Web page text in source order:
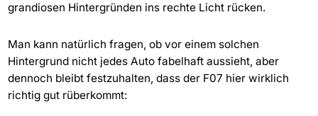
grandiosen Hintergründen ins rechte Licht rücken.
Man kann natürlich fragen, ob vor einem solchen
Hintergrund nicht jedes Auto fabelhaft aussieht, aber
dennoch bleibt festzuhalten, dass der F07 hier wirklich
richtig gut rüberkommt: